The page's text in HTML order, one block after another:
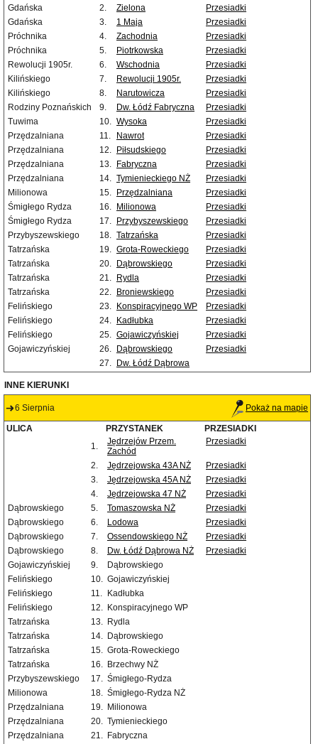
Gdańska
2. Zielona
Przesiadki
Gdańska
3. 1 Maja
Przesiadki
Próchnika
4. Zachodnia
Przesiadki
Próchnika
5. Piotrkowska
Przesiadki
Rewolucji 1905r.
6. Wschodnia
Przesiadki
Kilińskiego
7. Rewolucji 1905r.
Przesiadki
Kilińskiego
8. Narutowicza
Przesiadki
Rodziny Poznańskich
9. Dw. Łódź Fabryczna
Przesiadki
Tuwima
10. Wysoka
Przesiadki
Przędzalniana
11. Nawrot
Przesiadki
Przędzalniana
12. Piłsudskiego
Przesiadki
Przędzalniana
13. Fabryczna
Przesiadki
Przędzalniana
14. Tymienieckiego NŻ
Przesiadki
Milionowa
15. Przędzalniana
Przesiadki
Śmigłego Rydza
16. Milionowa
Przesiadki
Śmigłego Rydza
17. Przybyszewskiego
Przesiadki
Przybyszewskiego
18. Tatrzańska
Przesiadki
Tatrzańska
19. Grota-Roweckiego
Przesiadki
Tatrzańska
20. Dąbrowskiego
Przesiadki
Tatrzańska
21. Rydla
Przesiadki
Tatrzańska
22. Broniewskiego
Przesiadki
Felińskiego
23. Konspiracyjnego WP
Przesiadki
Felińskiego
24. Kadłubka
Przesiadki
Felińskiego
25. Gojawiczyńskiej
Przesiadki
Gojawiczyńskiej
26. Dąbrowskiego
Przesiadki
27.
Dw. Łódź Dąbrowa
INNE KIERUNKI
6 Sierpnia Pokaż na mapie
ULICA PRZYSTANEK
PRZESIADKI
1.
Jędrzejów Przem.
Zachód
Przesiadki
2. Jędrzejowska 43A NŻ
Przesiadki
3.
Jędrzejowska 45A NŻ
Przesiadki
4.
Jędrzejowska 47 NŻ
Przesiadki
Dąbrowskiego
5. Tomaszowska NŻ
Przesiadki
Dąbrowskiego
6. Lodowa
Przesiadki
Dąbrowskiego
7. Ossendowskiego NŻ
Przesiadki
Dąbrowskiego
8. Dw. Łódź Dąbrowa NŻ
Przesiadki
Gojawiczyńskiej
9.
Dąbrowskiego
Felińskiego
10. Gojawiczyńskiej
Felińskiego
11.
Kadłubka
Felińskiego
12. Konspiracyjnego WP
Tatrzańska
13. Rydla
Tatrzańska
14. Dąbrowskiego
Tatrzańska
15. Grota-Roweckiego
Tatrzańska
16. Brzechwy NŻ
Przybyszewskiego
17. Śmigłego-Rydza
Milionowa
18. Śmigłego-Rydza NŻ
Przędzalniana
19. Milionowa
Przędzalniana
20. Tymienieckiego
Przędzalniana
21. Fabryczna